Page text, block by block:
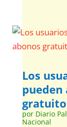
Los
pueden
por Diario
Nacional